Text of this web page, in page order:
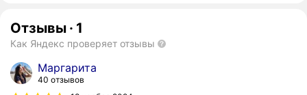
Отзывы · 1
Как Яндекс проверяет отзывы
Маргарита
40 отзывов